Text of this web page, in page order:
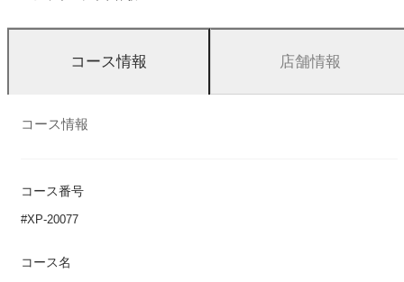
コース情報 店舗情報
コース情報
コース番号
#XP-20077
コース名